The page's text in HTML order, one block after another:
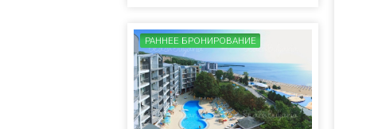
РАННЕЕ БРОНИРОВАНИЕ